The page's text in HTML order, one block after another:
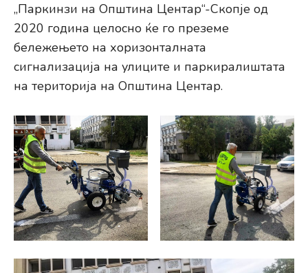
„Паркинзи на Општина Центар“-Скопје од
2020 година целосно ќе го преземе
бележењето на хоризонталната
сигнализација на улиците и паркиралиштата
на територија на Општина Центар.